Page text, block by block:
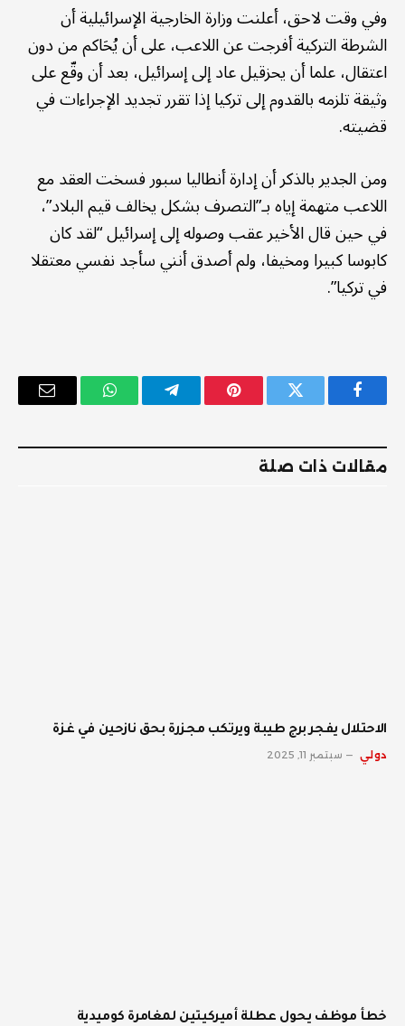
وفي وقت لاحق، أعلنت وزارة الخارجية الإسرائيلية أن
الشرطة التركية أفرجت عن اللاعب، على أن يُحَاكم من دون
اعتقال، علما أن يحزقيل عاد إلى إسرائيل، بعد أن وقّع على
وثيقة تلزمه بالقدوم إلى تركيا إذا تقرر تجديد الإجراءات في
قضيته.
ومن الجدير بالذكر أن إدارة أنطاليا سبور فسخت العقد مع
اللاعب متهمة إياه بـ”التصرف بشكل يخالف قيم البلاد”،
في حين قال الأخير عقب وصوله إلى إسرائيل “لقد كان
كابوسا كبيرا ومخيفا، ولم أصدق أنني سأجد نفسي معتقلا
في تركيا”.
فيسبوك تويتر بينتيريستتيلقرام واتساب
البريد
مقالات ذات صلة
الاحتلال يفجر برج طيبة ويرتكب مجزرة بحق نازحين في غزة
دولي سبتمبر 11, 2025
خطأ موظف يحول عطلة أميركيتين لمغامرة كوميدية